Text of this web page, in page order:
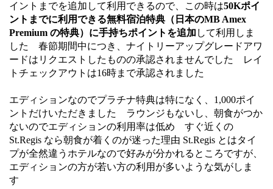
イントまでを追加して利用できるので、この時は50Kポイ
ントまでに利用できる無料宿泊特典（日本のMB Amex
Premium の特典）に手持ちポイントを追加 して利用しま
した 春節期間中につき、ナイトリーアップグレードアワ
ードはリクエストしたものの承認されませんでした レイ
トチェックアウトは16時まで承認されました
エディションなのでプラチナ特典は特になく、1,000ポイ
ントだけいただきました ラウンジもないし、朝食がつか
ないのでエディションの利用率は低め すぐ近くの
St.Regis なら朝食が着くのが迷った理由 St.Regis とはタイ
プが全然違うホテルなので好みが分かれるところですが、
エディションの方が若い方の利用が多いような気がしま
す